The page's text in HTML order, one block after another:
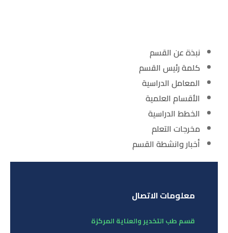
نبذة عن القسم
كلمة رئيس القسم
المعامل الدراسية
الأقسام العلمية
الخطط الدراسية
مخرجات التعلم
أخبار وانشطة القسم
معلومات الاتصال
قسم طب التخدير والعناية المركزة